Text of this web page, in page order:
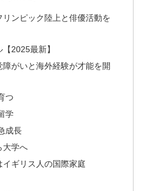
ンピック陸上と俳優活動を
2025最新】
がいと海外経験が才能を開
つ
学
成長
大学へ
ギリス人の国際家庭